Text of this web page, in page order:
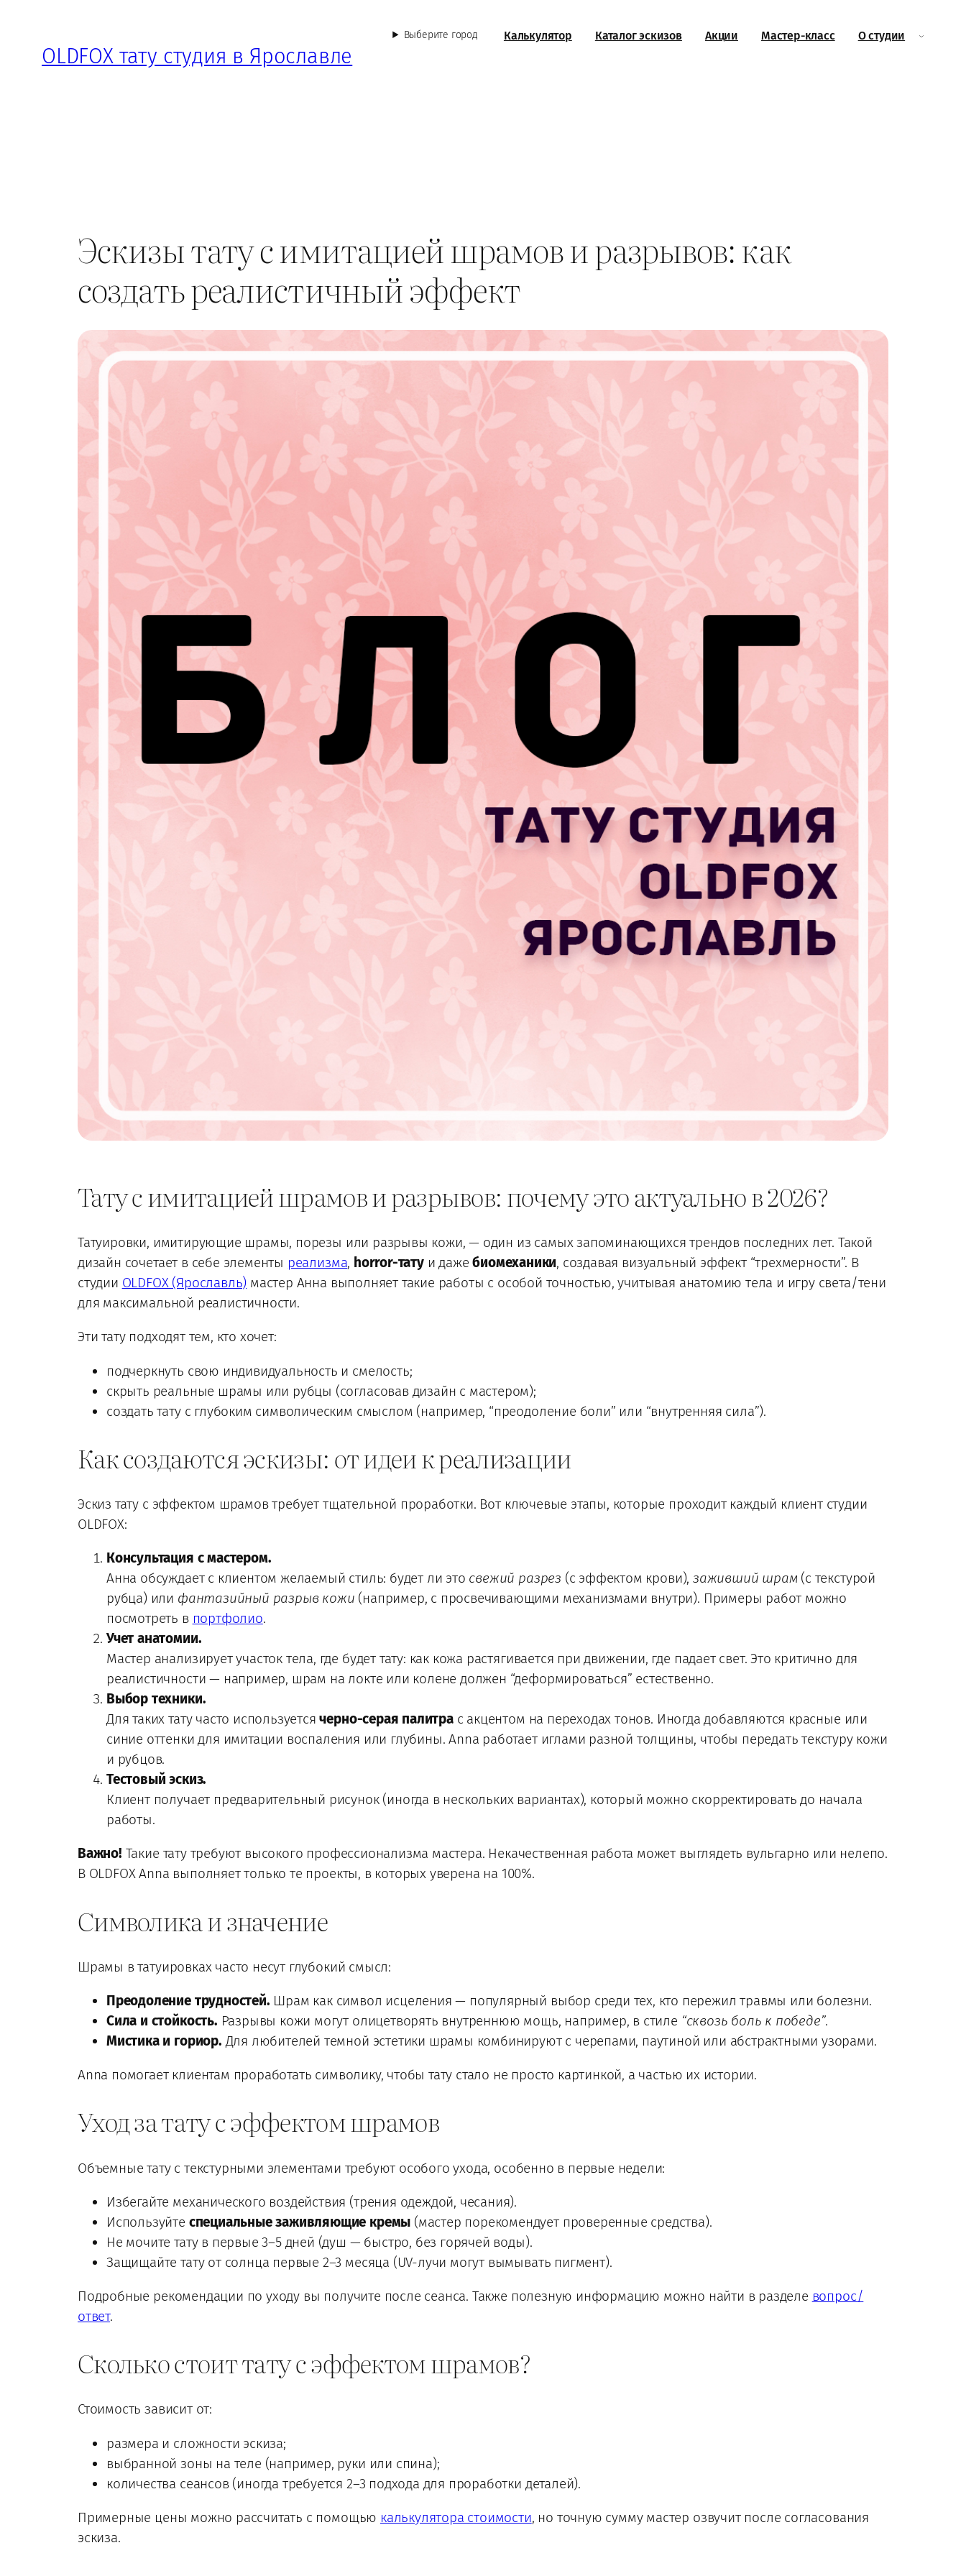
содержимому
OLDFOX тату студия в Ярославле
Выберите город Калькулятор Каталог эскизов Акции Мастер-класс О студии
Эскизы тату с имитацией шрамов и разрывов: как
создать реалистичный эффект
Тату с имитацией шрамов и разрывов: почему это актуально в 2026?
Татуировки, имитирующие шрамы, порезы или разрывы кожи, — один из самых запоминающихся трендов последних лет. Такой
дизайн сочетает в себе элементы реализма, horror-татуи дажебиомеханики, создавая визуальный эффект “трехмерности”. В
студии OLDFOX (Ярославль) мастер Анна выполняет такие работы с особой точностью, учитывая анатомию тела и игру света/тени
для максимальной реалистичности.
Эти тату подходят тем, кто хочет:
подчеркнуть свою индивидуальность и смелость;
скрыть реальные шрамы или рубцы (согласовав дизайн с мастером);
создать тату с глубоким символическим смыслом (например, “преодоление боли” или “внутренняя сила”).
Как создаются эскизы: от идеи к реализации
Эскиз тату с эффектом шрамов требует тщательной проработки. Вот ключевые этапы, которые проходит каждый клиент студии
OLDFOX:
Консультация с мастером.
Анна обсуждает с клиентом желаемый стиль: будет ли это свежий разрез (с эффектом крови), заживший шрам (с текстурой
рубца) или фантазийный разрыв кожи (например, с просвечивающими механизмами внутри). Примеры работ можно
посмотреть в портфолио.
Учет анатомии.
Мастер анализирует участок тела, где будет тату: как кожа растягивается при движении, где падает свет. Это критично для
реалистичности — например, шрам на локте или колене должен “деформироваться” естественно.
Выбор техники.
Для таких тату часто используетсячерно-серая палитрас акцентом на переходах тонов. Иногда добавляются красные или
синие оттенки для имитации воспаления или глубины. Anna работает иглами разной толщины, чтобы передать текстуру кожи
и рубцов.
Тестовый эскиз.
Клиент получает предварительный рисунок (иногда в нескольких вариантах), который можно скорректировать до начала
работы.
Важно! Такие тату требуют высокого профессионализма мастера. Некачественная работа может выглядеть вульгарно или нелепо.
В OLDFOX Anna выполняет только те проекты, в которых уверена на 100%.
Символика и значение
Шрамы в татуировках часто несут глубокий смысл:
Преодоление трудностей. Шрам как символ исцеления — популярный выбор среди тех, кто пережил травмы или болезни.
Сила и стойкость. Разрывы кожи могут олицетворять внутреннюю мощь, например, в стиле “сквозь боль к победе”.
Мистика и гориор. Для любителей темной эстетики шрамы комбинируют с черепами, паутиной или абстрактными узорами.
Anna помогает клиентам проработать символику, чтобы тату стало не просто картинкой, а частью их истории.
Уход за тату с эффектом шрамов
Объемные тату с текстурными элементами требуют особого ухода, особенно в первые недели:
Избегайте механического воздействия (трения одеждой, чесания).
Используйте специальные заживляющие кремы (мастер порекомендует проверенные средства).
Не мочите тату в первые 3–5 дней (душ — быстро, без горячей воды).
Защищайте тату от солнца первые 2–3 месяца (UV-лучи могут вымывать пигмент).
Подробные рекомендации по уходу вы получите после сеанса. Также полезную информацию можно найти в разделе вопрос/
ответ.
Сколько стоит тату с эффектом шрамов?
Стоимость зависит от:
размера и сложности эскиза;
выбранной зоны на теле (например, руки или спина);
количества сеансов (иногда требуется 2–3 подхода для проработки деталей).
Примерные цены можно рассчитать с помощью калькулятора стоимости, но точную сумму мастер озвучит после согласования
эскиза.